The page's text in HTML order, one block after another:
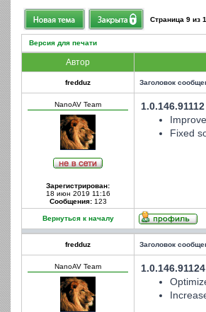
Страница 9 из
Версия для печати
Автор
fredduz Заголовок
NanoAV Team
Зарегистрирован:
18 июн 2019 11:16
Сообщения:123
1.0.146.91112
Fixed
Вернуться к началу
fredduz Заголовок
NanoAV Team
1.0.146.91124